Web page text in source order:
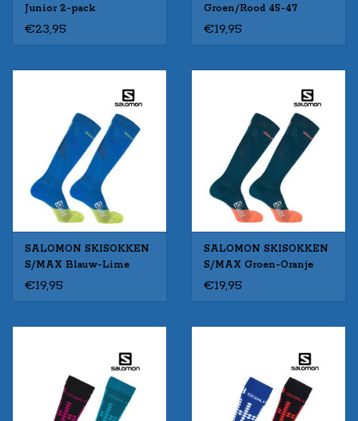
Junior 2-pack
€23,95
Groen/Rood 45-47
€19,95
SALOMON SKISOKKEN
S/MAX Blauw-Lime
€19,95
SALOMON SKISOKKEN
S/MAX Groen-Oranje
€19,95